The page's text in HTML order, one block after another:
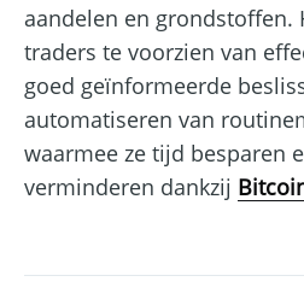
aandelen en
traders te voorzien van
goed geïnformeerde
automatiseren van
waarmee ze tijd besparen
verminderen dankzij